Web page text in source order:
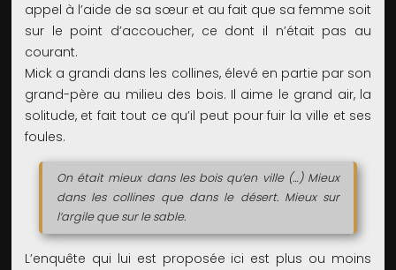
appel à l’aide de sa sœur et au fait que sa femme soit
sur le point d’accoucher, ce dont il n’était pas au
courant.
Mick a grandi dans les collines, élevé en partie par son
grand-père au milieu des bois. Il aime le grand air, la
solitude, et fait tout ce qu’il peut pour fuir la ville et ses
foules.
On était mieux dans les bois qu’en ville (…) Mieux
dans les collines que dans le désert. Mieux sur
l’argile que sur le sable.
L’enquête qui lui est proposée ici est plus ou moins